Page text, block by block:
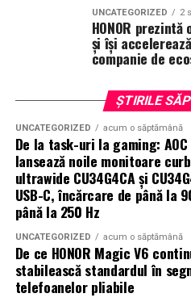
UNCATEGORIZED 2
HONOR
și își
companie de
ȘTIRILE
UNCATEGORIZED acum o săptămână
De la task-uri la gaming: AOC
lansează noile monitoare
ultrawide CU34G4CA și
USB-C, încărcare de până la
până la 250 Hz
UNCATEGORIZED acum o săptămână
De ce HONOR Magic V6
stabilească standardul în
telefoanelor pliabile